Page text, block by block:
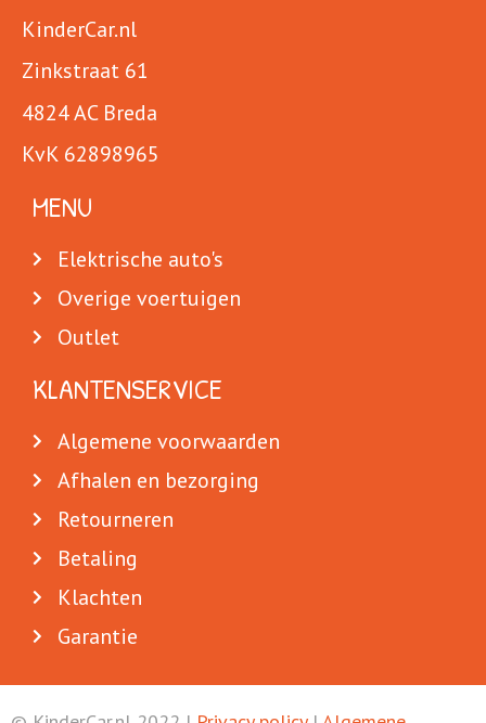
KinderCar.nl
Zinkstraat 61
4824 AC Breda
KvK 62898965
MENU
Elektrische auto's
Overige voertuigen
Outlet
KLANTENSERVICE
Algemene voorwaarden
Afhalen en bezorging
Retourneren
Betaling
Klachten
Garantie